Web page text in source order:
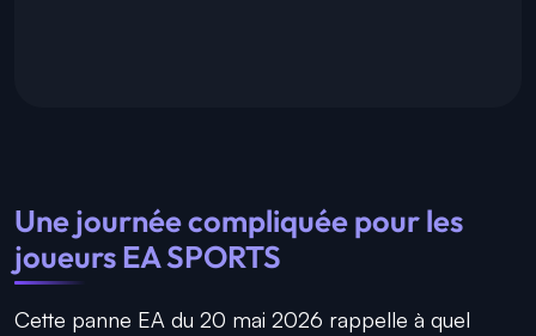
Une journée compliquée pour les
joueurs EA SPORTS
Cette panne EA du 20 mai 2026 rappelle à quel